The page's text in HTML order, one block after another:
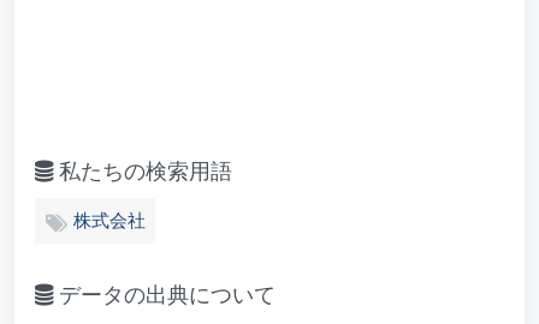
私たちの検索用語
株式会社
データの出典について